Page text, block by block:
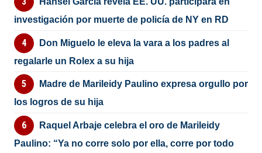
investigación por muerte de policía de NY en RD
Don Miguelo le eleva la vara a los padres al
regalarle un Rolex a su hija
Madre de Marileidy Paulino expresa orgullo por
los logros de su hija
Raquel Arbaje celebra el oro de Marileidy
Paulino: “Ya no corre solo por ella, corre por todo